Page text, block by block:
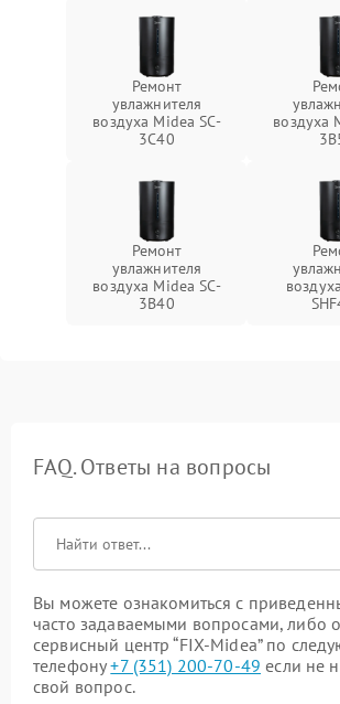
Ремонт
увлажнителя
воздуха Midea SC-
3C40
воздуха
Ремонт
увлажнителя
воздуха Midea SC-
3B40
FAQ. Ответы на вопросы
Вы можете ознакомиться с
часто задаваемыми вопросами, либо
сервисный центр “FIX-Midea” по
телефону+7 (351) 200-70-49 если не
свой вопрос.